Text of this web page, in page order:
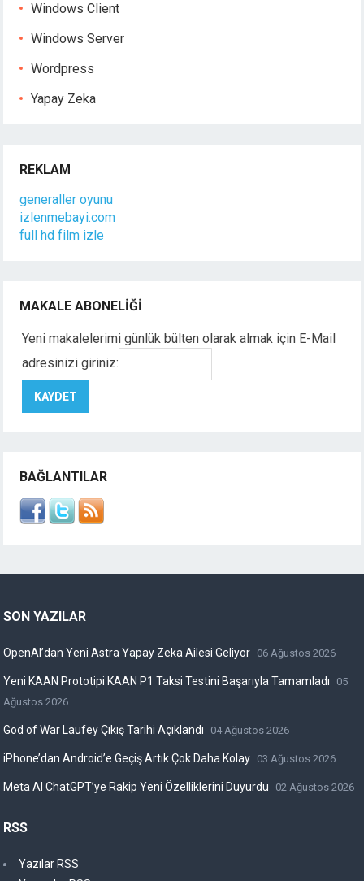
Windows Client
Windows Server
Wordpress
Yapay Zeka
REKLAM
generaller oyunu
izlenmebayi.com
full hd film izle
MAKALE ABONELIĞI
Yeni makalelerimi günlük bülten olarak almak için E-Mail
adresinizi giriniz:
BAĞLANTILAR
SON YAZILAR
OpenAI’dan Yeni Astra Yapay Zeka Ailesi Geliyor 06 Ağustos 2026
Yeni KAAN Prototipi KAAN P1 Taksi Testini Başarıyla Tamamladı
05
Ağustos 2026
God of War Laufey Çıkış Tarihi Açıklandı 04 Ağustos 2026
iPhone’dan Android’e Geçiş Artık Çok Daha Kolay 03 Ağustos 2026
Meta AI ChatGPT’ye Rakip Yeni Özelliklerini Duyurdu 02 Ağustos 2026
RSS
Yazılar RSS